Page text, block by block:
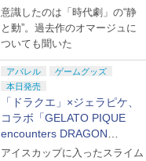
意識したのは「時代劇」の“静
と動”。過去作のオマージュに
ついても聞いた
アパレル
ゲームグッズ
本日発売
「ドラクエ」×ジェラピケ、
コラボ「GELATO PIQUE
encounters DRAGON
QUEST」第2弾が本日発売
アイスカップに入ったスライム